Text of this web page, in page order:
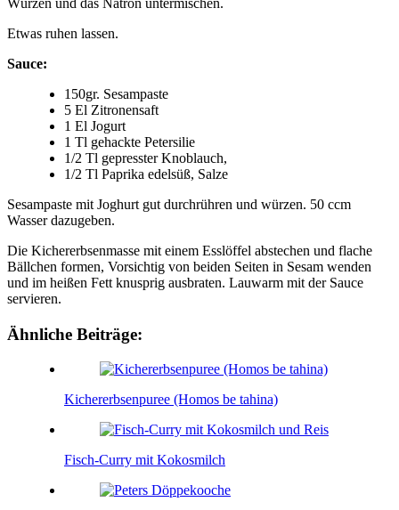
Würzen und das Natron untermischen.
Etwas ruhen lassen.
Sauce:
150gr. Sesampaste
5 El Zitronensaft
1 El Jogurt
1 Tl gehackte Petersilie
1/2 Tl gepresster Knoblauch,
1/2 Tl Paprika edelsüß, Salze
Sesampaste mit Joghurt gut durchrühren und würzen. 50 ccm
Wasser dazugeben.
Die Kichererbsenmasse mit einem Esslöffel abstechen und flache
Bällchen formen, Vorsichtig von beiden Seiten in Sesam wenden
und im heißen Fett knusprig ausbraten. Lauwarm mit der Sauce
servieren.
Ähnliche Beiträge:
Kichererbsenpuree (Homos be tahina)
Fisch-Curry mit Kokosmilch